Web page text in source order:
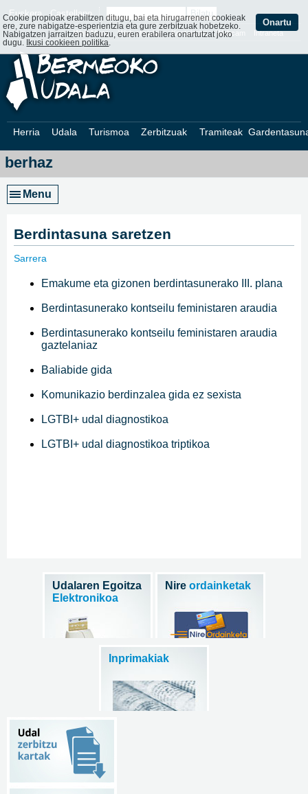
Euskera Castellano
Web Mapa Web ofizialak Kontaktatu Webcam Intraneta
Herria Udala Turismoa Zerbitzuak Tramiteak
berhaz
Menu
Berdintasuna saretzen
Sarrera
Emakume eta gizonen berdintasunerako III. plana
Berdintasunerako kontseilu feministaren araudia
Berdintasunerako kontseilu feministaren araudia
gaztelaniaz
Baliabide gida
Komunikazio berdinzalea gida ez sexista
LGTBI+ udal diagnostikoa
LGTBI+ udal diagnostikoa triptikoa
Udalaren Egoitza
Elektronikoa
Nire ordainketak
Inprimakiak
Onartu
Cookie propioak erabiltzen ditugu, bai eta hirugarrenen cookieak
ere, zure nabigatze-esperientzia eta gure zerbitzuak hobetzeko.
Nabigatzen jarraitzen baduzu, euren erabilera onartutzat joko
dugu.
Ikusi cookieen politika